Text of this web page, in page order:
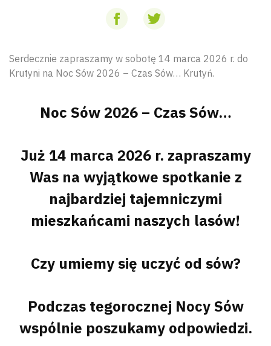
Serdecznie zapraszamy w sobotę 14 marca 2026 r. do
Krutyni na Noc Sów 2026 – Czas Sów… Krutyń.
Noc Sów 2026 – Czas Sów…
Już 14 marca 2026 r. zapraszamy
Was na wyjątkowe spotkanie z
najbardziej tajemniczymi
mieszkańcami naszych lasów!
Czy umiemy się uczyć od sów?
Podczas tegorocznej Nocy Sów
wspólnie poszukamy odpowiedzi.